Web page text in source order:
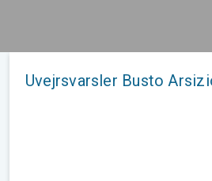
Uvejrsvarsler Busto